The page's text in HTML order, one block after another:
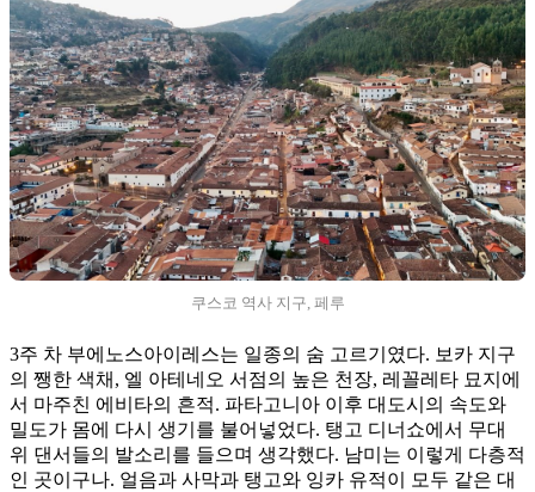
쿠스코 역사 지구, 페루
3주 차 부에노스아이레스는 일종의 숨 고르기였다. 보카 지구
의 쨍한 색채, 엘 아테네오 서점의 높은 천장, 레꼴레타 묘지에
서 마주친 에비타의 흔적. 파타고니아 이후 대도시의 속도와
밀도가 몸에 다시 생기를 불어넣었다. 탱고 디너쇼에서 무대
위 댄서들의 발소리를 들으며 생각했다. 남미는 이렇게 다층적
인 곳이구나. 얼음과 사막과 탱고와 잉카 유적이 모두 같은 대